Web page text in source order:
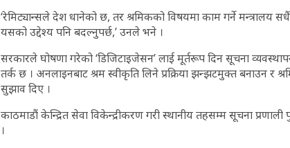
‘रेमिट्यान्सले देश धानेको छ, तर श्रमिकको विषयमा काम गर्ने
यसको उद्देश्य पनि बदल्नुपर्छ,’ उनले भने ।
सरकारले घोषणा गरेको ‘डिजिटाइजेसन’ लाई मूर्तरूप दिन सूचना
तर्क छ । अनलाइनबाट श्रम स्वीकृति लिने प्रक्रिया झन्झटमुक्त बनाउन र
सुझाव दिए ।
काठमाडौं केन्द्रित सेवा विकेन्द्रीकरण गरी स्थानीय तहसम्म सूचना
।